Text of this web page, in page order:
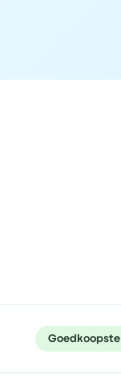
Goedkoopste